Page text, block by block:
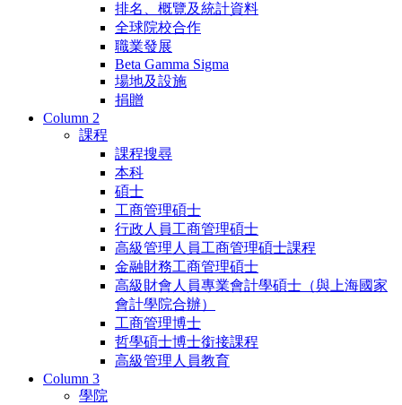
排名、概覽及統計資料
全球院校合作
職業發展
Beta Gamma Sigma
場地及設施
捐贈
Column 2
課程
課程搜尋
本科
碩士
工商管理碩士
行政人員工商管理碩士
高級管理人員工商管理碩士課程
金融財務工商管理碩士
高級財會人員專業會計學碩士（與上海國家
會計學院合辦）
工商管理博士
哲學碩士博士銜接課程
高級管理人員教育
Column 3
學院